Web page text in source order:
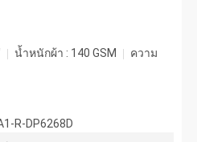
น้ำหนักผ้า : 140 GSM
ความ
R-DP6268D